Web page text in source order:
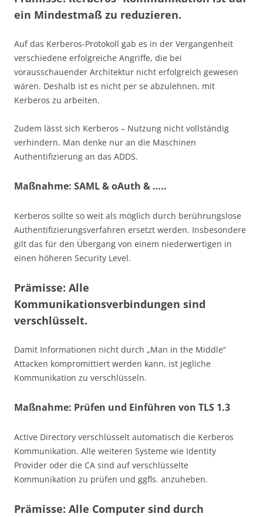
ein Mindestmaß zu reduzieren.
Auf das Kerberos-Protokoll gab es in der Vergangenheit
verschiedene erfolgreiche Angriffe, die bei
vorausschauender Architektur nicht erfolgreich gewesen
wären. Deshalb ist es nicht per se abzulehnen, mit
Kerberos zu arbeiten.
Zudem lässt sich Kerberos – Nutzung nicht vollständig
verhindern. Man denke nur an die Maschinen
Authentifizierung an das ADDS.
Maßnahme: SAML & oAuth & …..
Kerberos sollte so weit als möglich durch berührungslose
Authentifizierungsverfahren ersetzt werden. Insbesondere
gilt das für den Übergang von einem niederwertigen in
einen höheren Security Level.
Prämisse: Alle
Kommunikationsverbindungen sind
verschlüsselt.
Damit Informationen nicht durch „Man in the Middle“
Attacken kompromittiert werden kann, ist jegliche
Kommunikation zu verschlüsseln.
Maßnahme: Prüfen und Einführen von TLS 1.3
Active Directory verschlüsselt automatisch die Kerberos
Kommunikation. Alle weiteren Systeme wie Identity
Provider oder die CA sind auf verschlüsselte
Kommunikation zu prüfen und ggfls. anzuheben.
Prämisse: Alle Computer sind durch